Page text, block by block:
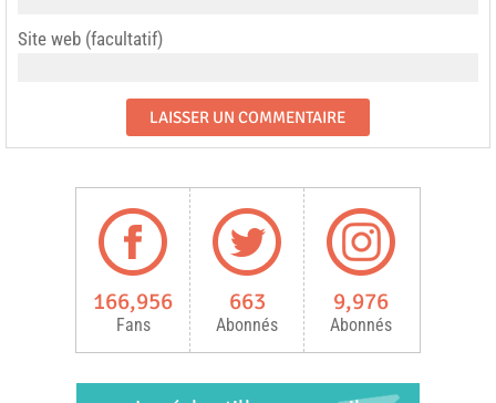
Site web (facultatif)
166,956
Fans
663
Abonnés
9,976
Abonnés